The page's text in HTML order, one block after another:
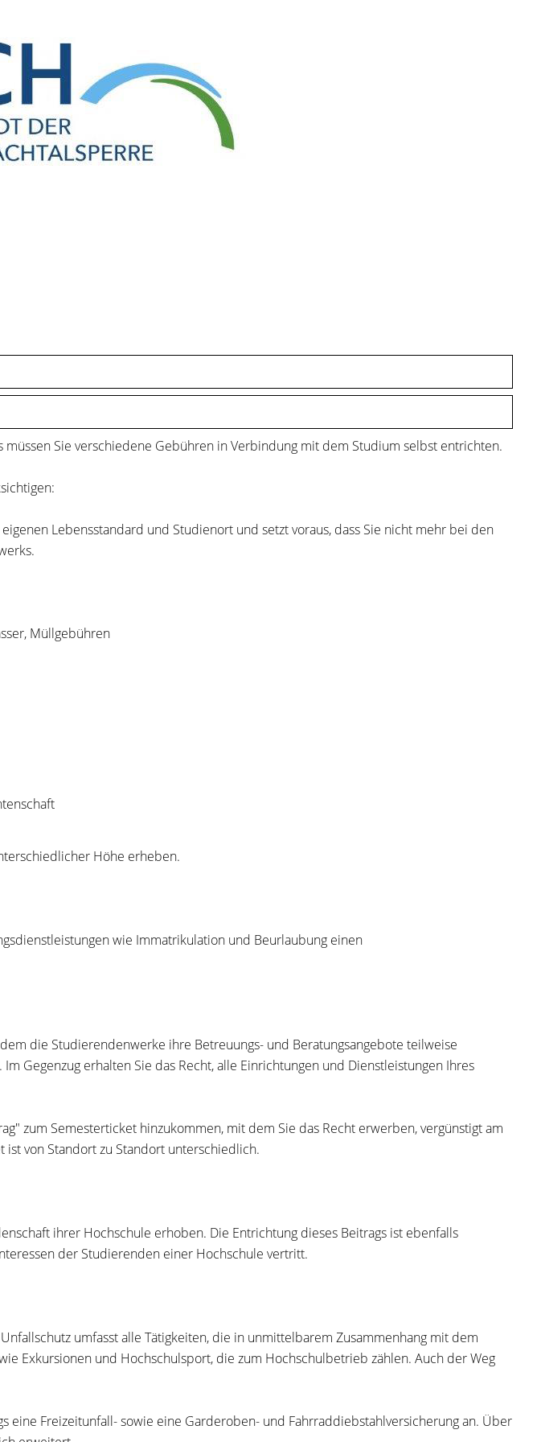
Sie verschiedene Gebühren in Verbindung mit dem Studium selbst entrichten.
Lebensstandard und Studienort und setzt voraus, dass Sie nicht mehr bei den
Müllgebühren
Höhe erheben.
wie Immatrikulation und Beurlaubung einen
die Studierendenwerke ihre Betreuungs- und Beratungsangebote teilweise
Gegenzug erhalten Sie das Recht, alle Einrichtungen und Dienstleistungen Ihres
zum Semesterticket hinzukommen, mit dem Sie das Recht erwerben, vergünstigt am
von Standort zu Standort unterschiedlich.
ihrer Hochschule erhoben. Die Entrichtung dieses Beitrags ist ebenfalls
der Studierenden einer Hochschule vertritt.
umfasst alle Tätigkeiten, die in unmittelbarem Zusammenhang mit dem
Exkursionen und Hochschulsport, die zum Hochschulbetrieb zählen. Auch der Weg
Freizeitunfall- sowie eine Garderoben- und Fahrraddiebstahlversicherung an. Über